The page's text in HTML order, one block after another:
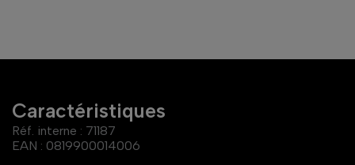
Caractéristiques
Réf. interne : 71187
EAN : 0819900014006